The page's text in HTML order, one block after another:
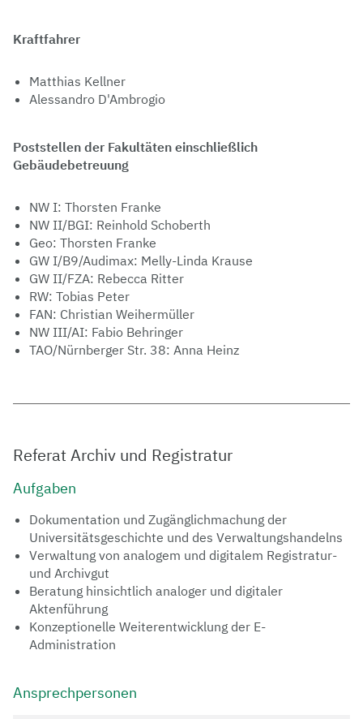
Kraftfahrer
Matthias Kellner
Alessandro D'Ambrogio
Poststellen der Fakultäten einschließlich
Gebäudebetreuung
NW I: Thorsten Franke
NW II/BGI: Reinhold Schoberth
Geo: Thorsten Franke
GW I/B9/Audimax: Melly-Linda Krause
GW II/FZA: Rebecca Ritter
RW: Tobias Peter
FAN: Christian Weihermüller
NW III/AI: Fabio Behringer
TAO/Nürnberger Str. 38: Anna Heinz
Referat Archiv und Registratur
Aufgaben
Dokumentation und Zugänglichmachung der
Universitätsgeschichte und des Verwaltungshandelns
Verwaltung von analogem und digitalem Registratur-
und Archivgut
Beratung hinsichtlich analoger und digitaler
Aktenführung
Konzeptionelle Weiterentwicklung der E-
Administration
Ansprechpersonen